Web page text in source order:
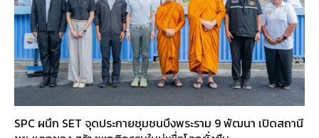
SPC ผนึก SET จุดประกายชุมชนบึงพระราม 9 พัฒนา เปิดสถานี